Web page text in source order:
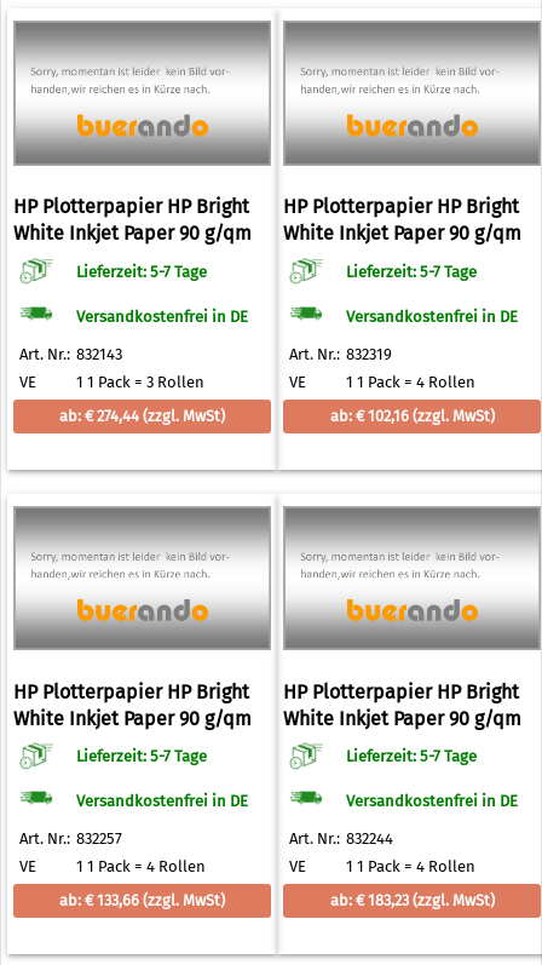
HP Plotterpapier HP Bright
White Inkjet Paper 90 g/qm
914,0 mm x 91,4 m
Lieferzeit: 5-7 Tage
Versandkostenfrei in DE
Art. Nr.: 832143
VE
1 1 Pack = 3 Rollen
ab: € 274,44 (zzgl. MwSt)
HP Plotterpapier HP Bright
White Inkjet Paper 90 g/qm
420,0 mm x 45,7 m
Lieferzeit: 5-7 Tage
Versandkostenfrei in DE
Art. Nr.: 832319
VE
1 1 Pack = 4 Rollen
ab: € 102,16 (zzgl. MwSt)
HP Plotterpapier HP Bright
White Inkjet Paper 90 g/qm
594,0 mm x 45,7 m
Lieferzeit: 5-7 Tage
Versandkostenfrei in DE
Art. Nr.: 832257
VE
1 1 Pack = 4 Rollen
ab: € 133,66 (zzgl. MwSt)
HP Plotterpapier HP Bright
White Inkjet Paper 90 g/qm
841,0 mm x 45,7 m
Lieferzeit: 5-7 Tage
Versandkostenfrei in DE
Art. Nr.: 832244
VE
1 1 Pack = 4 Rollen
ab: € 183,23(zzgl. MwSt)